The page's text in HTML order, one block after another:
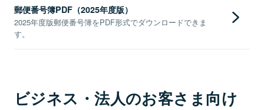
郵便番号簿PDF（2025年度版）
2025年度版郵便番号簿をPDF形式でダウンロードできま
す。
ビジネス・法人のお客さま向け